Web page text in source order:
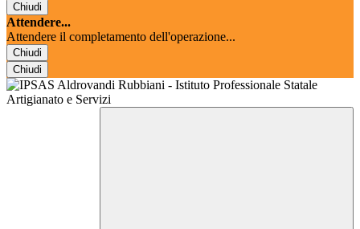
Chiudi
Attendere...
Attendere il completamento dell'operazione...
Chiudi
Chiudi